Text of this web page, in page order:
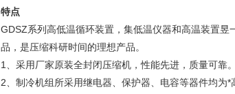
特点
GDSZ系列高低温循环装置，集低温仪器和高温装置
品，是压缩科研时间的理想产品。
1、采用厂家原装全封闭压缩机，性能先进，质量可靠。
2、制冷机组所采用继电器、保护器、电容等器件均为*